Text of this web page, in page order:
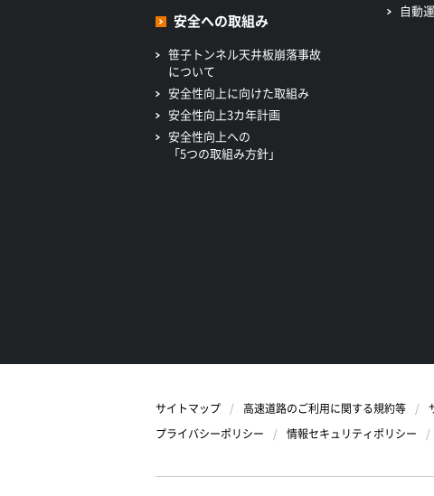
安全への取組み
笹子トンネル天井板崩落事故
について
安全性向上に向けた取組み
安全性向上3カ年計画
安全性向上への
「5つの取組み方針」
自動
サイトマップ 高速道路のご利用に関する規約等
プライバシーポリシー
情報セキュリティポリシー